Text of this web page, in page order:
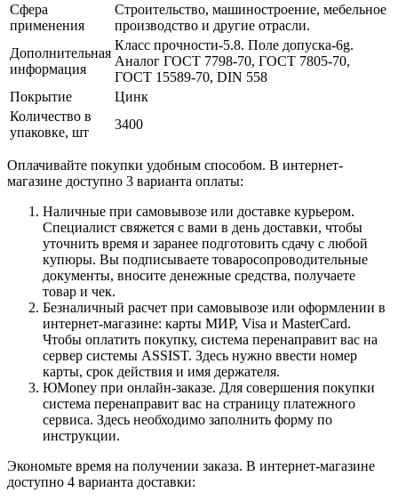
Сфера
применения
Строительство, машиностроение, мебельное
производство и другие отрасли.
Дополнительная
информация
Класс прочности-5.8. Поле допуска-6g.
Аналог ГОСТ 7798-70, ГОСТ 7805-70,
ГОСТ 15589-70, DIN 558
Покрытие
Цинк
Количество в
упаковке, шт
3400
Оплачивайте покупки удобным способом. В интернет-
магазине доступно 3 варианта оплаты:
Наличные при самовывозе или доставке курьером.
Специалист свяжется с вами в день доставки, чтобы
уточнить время и заранее подготовить сдачу с любой
купюры. Вы подписываете товаросопроводительные
документы, вносите денежные средства, получаете
товар и чек.
Безналичный расчет при самовывозе или оформлении в
интернет-магазине: карты МИР, Visa и MasterCard.
Чтобы оплатить покупку, система перенаправит вас на
сервер системы ASSIST. Здесь нужно ввести номер
карты, срок действия и имя держателя.
ЮMoney при онлайн-заказе. Для совершения покупки
система перенаправит вас на страницу платежного
сервиса. Здесь необходимо заполнить форму по
инструкции.
Экономьте время на получении заказа. В интернет-магазине
доступно 4 варианта доставки: